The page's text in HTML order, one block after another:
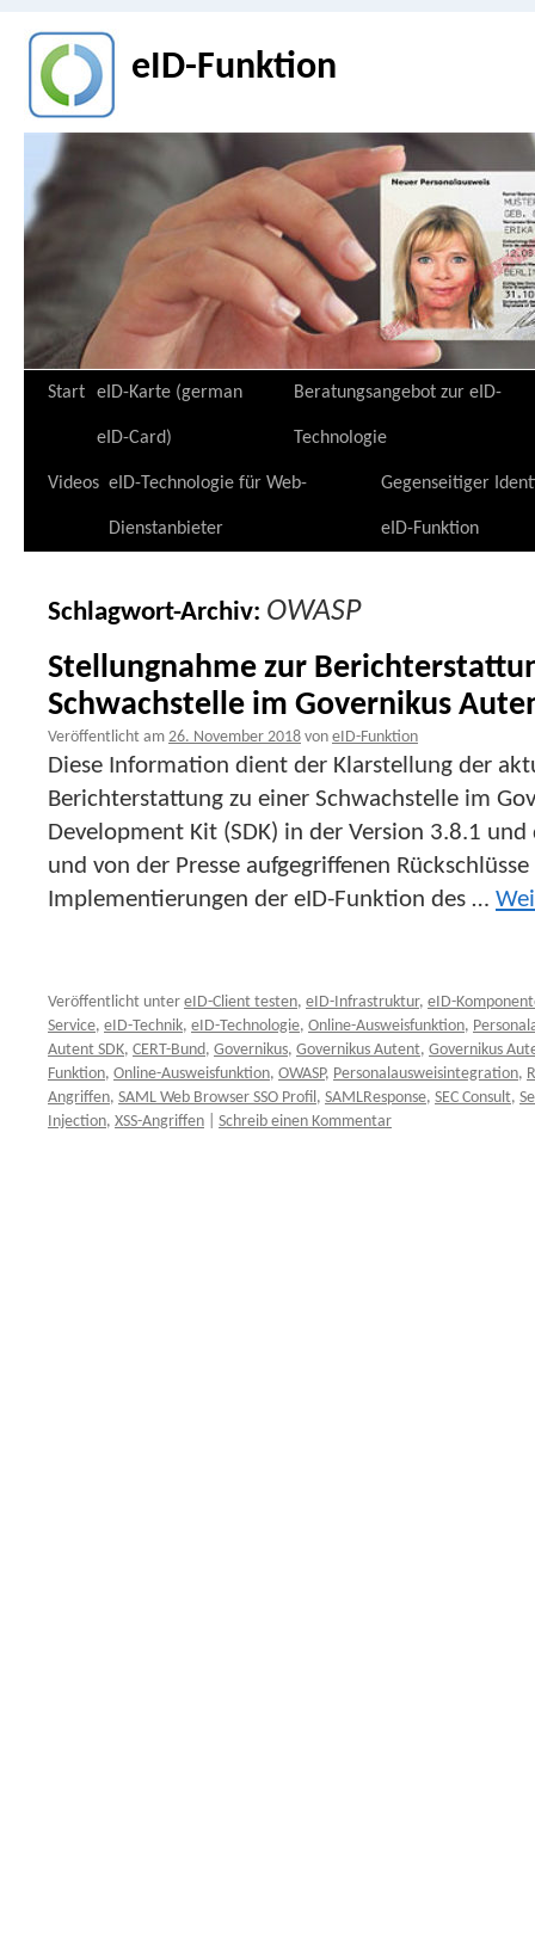
eID-Funktion
Zum
springen
Start eID-Karte (german
eID-Card)
Beratungsangebot zur eID-
Technologie
Videos eID-Technologie für Web-
Dienstanbieter
Gegenseitiger
eID-Funktion
Schlagwort-Archiv: OWASP
Stellungnahme zur
Schwachstelle im Governikus
Veröffentlicht am 26. November 2018 von eID-Funktion
Diese Information dient der Klarstellung der
Berichterstattung zu einer Schwachstelle im
Development Kit (SDK) in der Version 3.8.1
und von der Presse aufgegriffenen
Implementierungen der eID-Funktion des …
Veröffentlicht unter eID-Client testen, eID-Infrastruktur, eID-
Service, eID-Technik, eID-Technologie, Online-Ausweisfunktion,
Autent SDK, CERT-Bund, Governikus, Governikus Autent, Governikus
Funktion, Online-Ausweisfunktion, OWASP, Personalausweisintegration,
Angriffen, SAML Web Browser SSO Profil, SAMLResponse, SEC Consult,
Injection, XSS-Angriffen Schreib einen Kommentar